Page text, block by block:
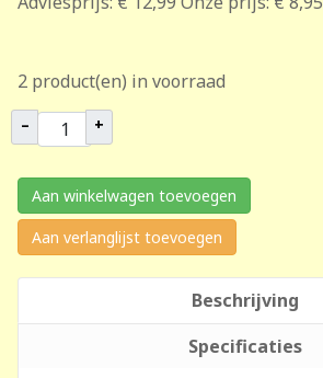
2 product(en) in voorraad
– +
Aan winkelwagen toevoegen
Aan verlanglijst toevoegen
Beschrijving
Specificaties